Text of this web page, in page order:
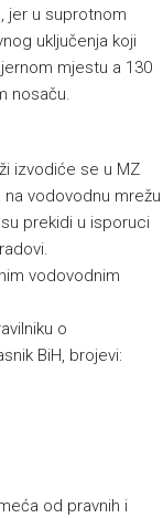
jer u suprotnom
uključenja koji
mjestu a 130
nosaču.
izvodiće se u MZ
na vodovodnu mrežu
prekidi u isporuci
vodovodnim
o
BiH, brojevi:
od pravnih i